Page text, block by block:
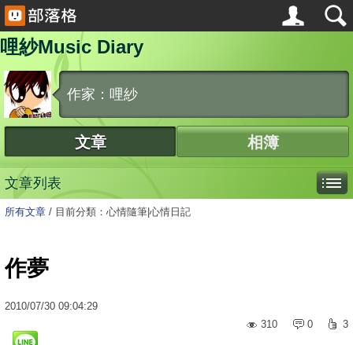
哩紗Music Diary
作家：哩紗
文章 相簿
文章列表
所有文章 / 目前分類：心情隨筆|心情日記
作夢
2010/07/30 09:04:29
310
0 3